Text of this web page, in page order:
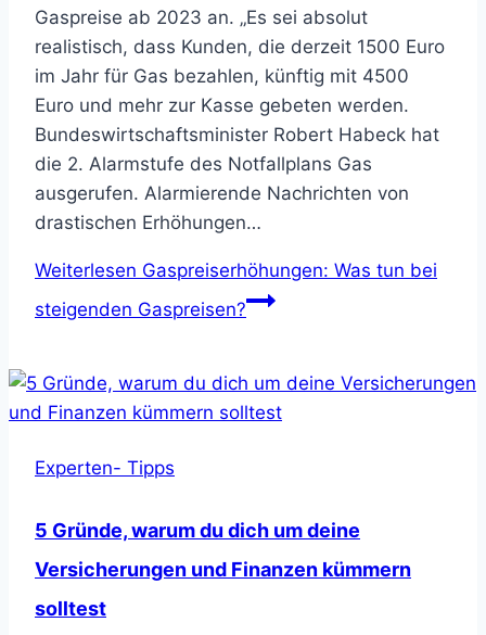
Gaspreise ab 2023 an. „Es sei absolut
realistisch, dass Kunden, die derzeit 1500 Euro
im Jahr für Gas bezahlen, künftig mit 4500
Euro und mehr zur Kasse gebeten werden.
Bundeswirtschaftsminister Robert Habeck hat
die 2. Alarmstufe des Notfallplans Gas
ausgerufen. Alarmierende Nachrichten von
drastischen Erhöhungen…
Weiterlesen Gaspreiserhöhungen: Was tun bei
steigenden Gaspreisen?
Experten- Tipps
5 Gründe, warum du dich um deine
Versicherungen und Finanzen kümmern
solltest